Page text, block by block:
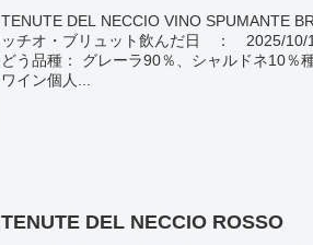
TENUTE DEL NECCIO VINO SPUMANTE
ッチオ・ブリュット飲んだ日 ： 2025/
どう品種： グレーラ90％、シャルドネ10
ワイン個人...
TENUTE DEL NECCIO ROSSO